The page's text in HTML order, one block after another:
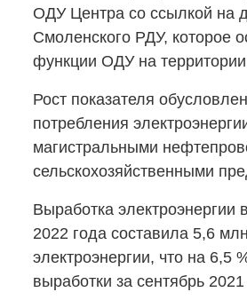
ОДУ Центра со ссылкой на
Смоленского РДУ, которое
функции ОДУ на территории
Рост показателя
потребления
магистральными
сельскохозяйственными
Выработка электроэнергии
2022 года составила 5,6 млн
электроэнергии, что на 6,5
выработки за сентябрь